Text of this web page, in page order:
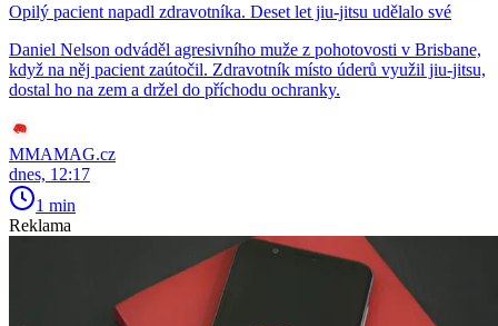
Opilý pacient napadl zdravotníka. Deset let jiu-jitsu udělalo své
Daniel Nelson odváděl agresivního muže z pohotovosti v Brisbane,
když na něj pacient zaútočil. Zdravotník místo úderů využil jiu-jitsu,
dostal ho na zem a držel do příchodu ochranky.
MMAMAG.cz
dnes, 12:17
1 min
Reklama